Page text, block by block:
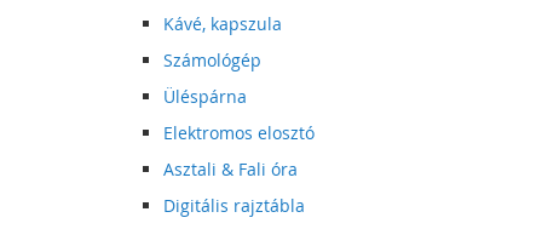
Kávé, kapszula
Számológép
Üléspárna
Elektromos elosztó
Asztali & Fali óra
Digitális rajztábla